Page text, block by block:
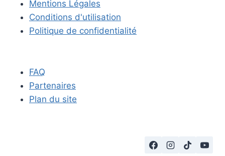
Mentions Légales
Conditions d'utilisation
Politique de confidentialité
FAQ
Partenaires
Plan du site